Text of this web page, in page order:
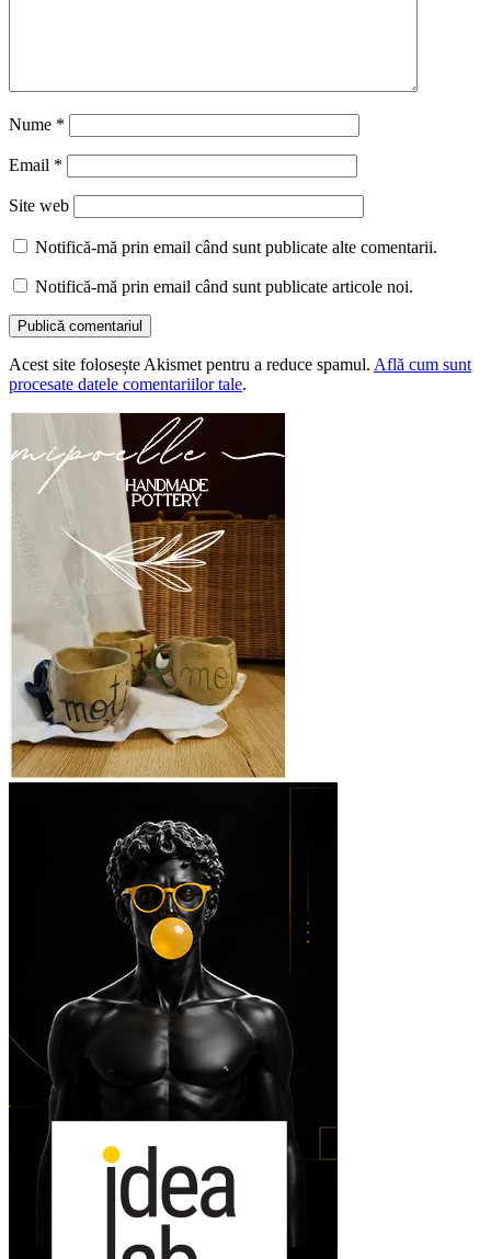
Nume *
Email *
Site web
Notifică-mă prin email când sunt publicate alte comentarii.
Notifică-mă prin email când sunt publicate articole noi.
Acest site folosește Akismet pentru a reduce spamul. Află cum sunt
procesate datele comentariilor tale.